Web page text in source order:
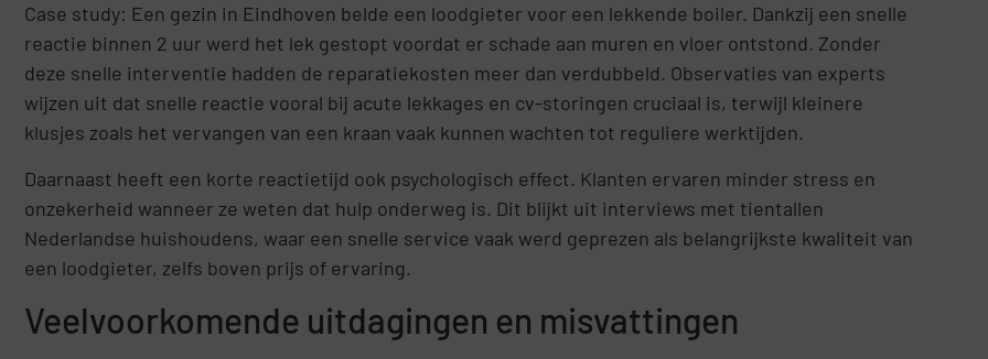
Case study: Een gezin in Eindhoven belde een loodgieter voor een lekkende boiler. Dankzij een snelle
reactie binnen 2 uur werd het lek gestopt voordat er schade aan muren en vloer ontstond. Zonder
deze snelle interventie hadden de reparatiekosten meer dan verdubbeld. Observaties van experts
wijzen uit dat snelle reactie vooral bij acute lekkages en cv-storingen cruciaal is, terwijl kleinere
klusjes zoals het vervangen van een kraan vaak kunnen wachten tot reguliere werktijden.
Daarnaast heeft een korte reactietijd ook psychologisch effect. Klanten ervaren minder stress en
onzekerheid wanneer ze weten dat hulp onderweg is. Dit blijkt uit interviews met tientallen
Nederlandse huishoudens, waar een snelle service vaak werd geprezen als belangrijkste kwaliteit van
een loodgieter, zelfs boven prijs of ervaring.
Veelvoorkomende uitdagingen en misvattingen